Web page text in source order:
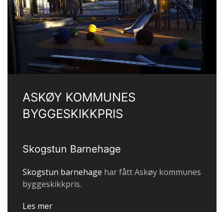
ASKØY KOMMUNES
BYGGESKIKKPRIS
Skogstun Barnehage
Skogstun barnehage har fått Askøy kommunes
byggeskikkpris.
Les mer